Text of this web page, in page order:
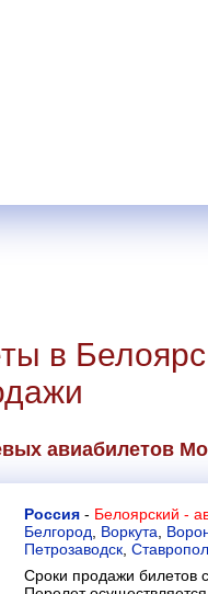
в
авиабилетов
Россия - Белоярский -
Белгород
Воркута
Петрозаводск
Сроки продажи билетов